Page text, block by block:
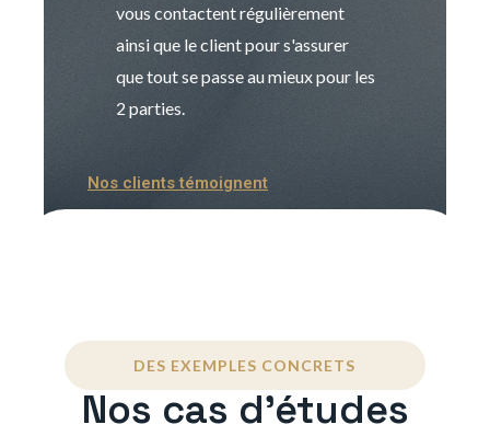
vous contactent régulièrement
ainsi que le client pour s'assurer
que tout se passe au mieux pour les
2 parties.
Nos clients témoignent
DES EXEMPLES CONCRETS
Nos cas d'études